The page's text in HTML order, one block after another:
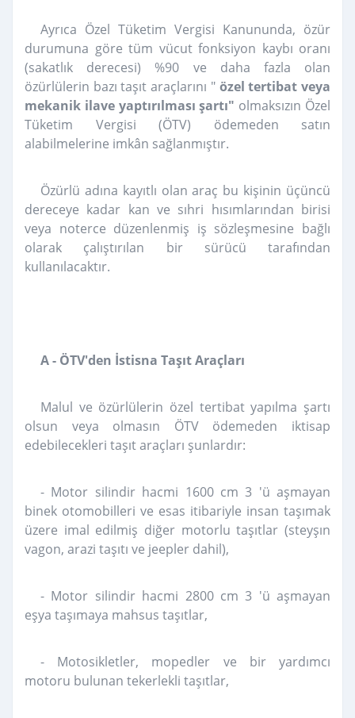
Ayrıca Özel Tüketim Vergisi Kanununda, özür
durumuna göre tüm vücut fonksiyon kaybı oranı
(sakatlık derecesi) %90 ve daha fazla olan
özürlülerin bazı taşıt araçlarını " özel tertibat veya
mekanik ilave yaptırılması şartı" olmaksızın Özel
Tüketim Vergisi (ÖTV) ödemeden satın
alabilmelerine imkân sağlanmıştır.
Özürlü adına kayıtlı olan araç bu kişinin üçüncü
dereceye kadar kan ve sıhri hısımlarından birisi
veya noterce düzenlenmiş iş sözleşmesine bağlı
olarak çalıştırılan bir sürücü tarafından
kullanılacaktır.
A - ÖTV'den İstisna Taşıt Araçları
Malul ve özürlülerin özel tertibat yapılma şartı
olsun veya olmasın ÖTV ödemeden iktisap
edebilecekleri taşıt araçları şunlardır:
- Motor silindir hacmi 1600 cm 3 'ü aşmayan
binek otomobilleri ve esas itibariyle insan taşımak
üzere imal edilmiş diğer motorlu taşıtlar (steyşın
vagon, arazi taşıtı ve jeepler dahil),
- Motor silindir hacmi 2800 cm 3 'ü aşmayan
eşya taşımaya mahsus taşıtlar,
- Motosikletler, mopedler ve bir yardımcı
motoru bulunan tekerlekli taşıtlar,